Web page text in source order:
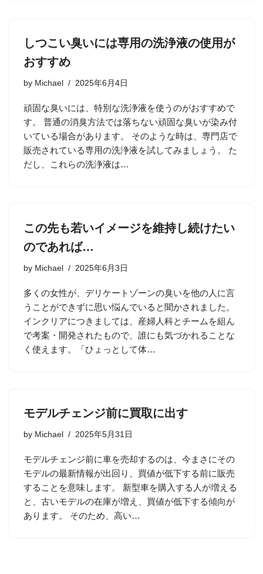
しつこい臭いには専用の洗浄液の使用が
おすすめ
by Michael 2025年6月4日
頑固な臭いには、特別な洗浄液を使うのがおすすめで
す。 普通の消臭方法では落ちない頑固な臭いが染み付
いている場合があります。 そのような時は、専門店で
販売されている専用の洗浄液を試してみましょう。 た
だし、これらの洗浄液は…
この先も若いイメージを維持し続けたい
のであれば…
by Michael 2025年6月3日
多くの女性が、デリケートゾーンの臭いを他の人に言
うことができずに思い悩んでいると聞かされました。
インクリアにつきましては、産婦人科とチームを組ん
で考案・開発されたもので、誰にも気づかれることな
く使えます。「ひょっとして体…
モデルチェンジ前に買取に出す
by Michael 2025年5月31日
モデルチェンジ前に車を売却するのは、今まさにその
モデルの最新情報が出回り、買値が低下する前に販売
することを意味します。 新型車を購入する人が増える
と、古いモデルの在庫が増え、買値が低下する傾向が
あります。 そのため、高い…